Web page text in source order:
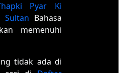
Pyar Ki
Sultan Bahasa
memenuhi
tidak ada di